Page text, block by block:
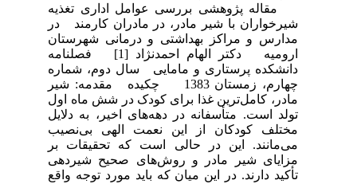
مقاله پژوهشی بررسی عوامل اداری تغذیه
شیرخواران با شیر مادر، در مادران کارمند در
مدارس و مراکز بهداشتی و درمانی شهرستان
ارومیه دکتر الهام احمدنژاد [1] فصلنامه
دانشکده پرستاری و مامایی سال دوم، شماره
چهارم، زمستان 1383 چکیده مقدمه: شیر
مادر، کامل‌ترین غذا برای کودک در شش ماه اول
تولد است. متأسفانه در دهه‌های اخیر، به دلایل
مختلف کودکان از این نعمت الهی بی‌نصیب
می‌مانند. این در حالی است که تحقیقات بر
مزایای شیر مادر و روش‌های صحیح شیردهی
تأکید دارند. در این میان که باید مورد توجه واقع